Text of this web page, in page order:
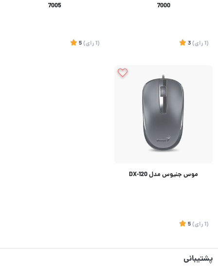
7000
(1 رای)
3
7005
(1 رای)
5
موس جنیوس مدل DX-120
(1 رای)
5
پشتیبانی